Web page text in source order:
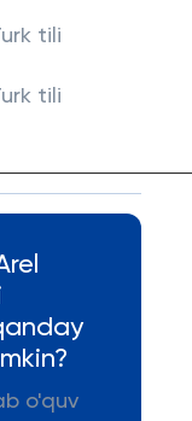
tili
tili
o'quv